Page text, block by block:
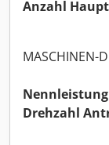
Anzahl
MASCHINEN-
Drehzahl